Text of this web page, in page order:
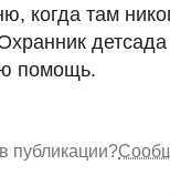
когда там
помощь.
публикации?